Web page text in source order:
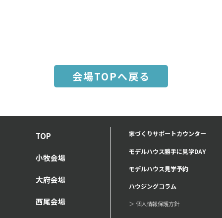
会場TOPへ戻る
TOP
小牧会場
大府会場
西尾会場
家づくりサポートカウンター
モデルハウス勝手に見学DAY
モデルハウス見学予約
ハウジングコラム
＞ 個人情報保護方針